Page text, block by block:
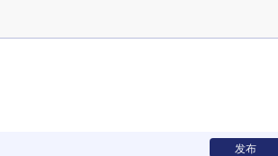
发布